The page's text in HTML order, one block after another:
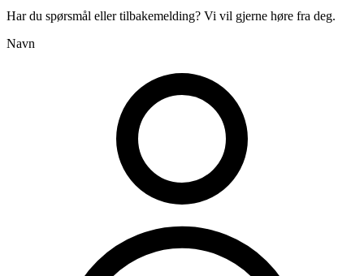
Har du spørsmål eller tilbakemelding? Vi vil gjerne høre fra deg.
Navn